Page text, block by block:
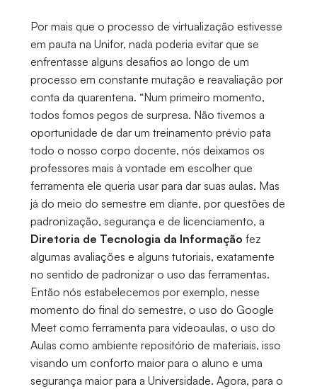
Por mais que o processo de virtualização estivesse
em pauta na Unifor, nada poderia evitar que se
enfrentasse alguns desafios ao longo de um
processo em constante mutação e reavaliação por
conta da quarentena. “Num primeiro momento,
todos fomos pegos de surpresa. Não tivemos a
oportunidade de dar um treinamento prévio pata
todo o nosso corpo docente, nós deixamos os
professores mais à vontade em escolher que
ferramenta ele queria usar para dar suas aulas. Mas
já do meio do semestre em diante, por questões de
padronização, segurança e de licenciamento, a
Diretoria de Tecnologia da Informação fez
algumas avaliações e alguns tutoriais, exatamente
no sentido de padronizar o uso das ferramentas.
Então nós estabelecemos por exemplo, nesse
momento do final do semestre, o uso do Google
Meet como ferramenta para videoaulas, o uso do
Aulas como ambiente repositório de materiais, isso
visando um conforto maior para o aluno e uma
segurança maior para a Universidade. Agora, para o